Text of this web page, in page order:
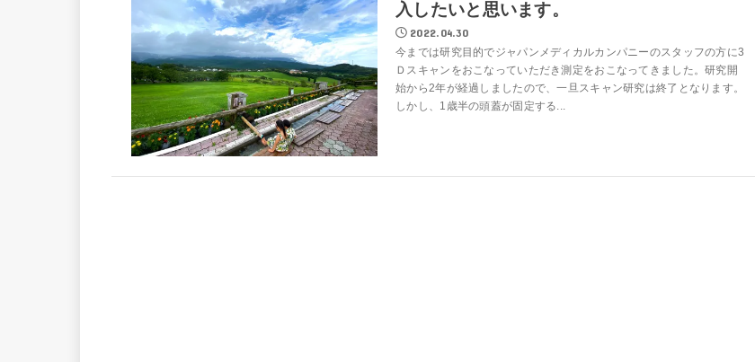
入したいと思います。
2022.04.30
今までは研究目的でジャパンメディカルカンパニーのスタッフの方に3
Ｄスキャンをおこなっていただき測定をおこなってきました。研究開
始から2年が経過しましたので、一旦スキャン研究は終了となります。
しかし、1歳半の頭蓋が固定する...